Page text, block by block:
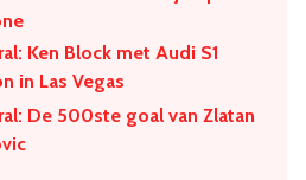
Ken Block met Audi S1
in Las Vegas
De 500ste goal van Zlatan